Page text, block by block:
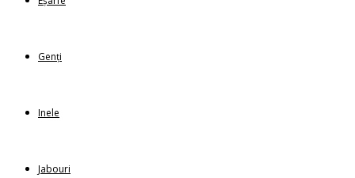
Genți
Inele
Jabouri